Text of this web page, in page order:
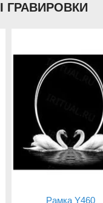
ГРАВИРОВКИ
Рамка Y460